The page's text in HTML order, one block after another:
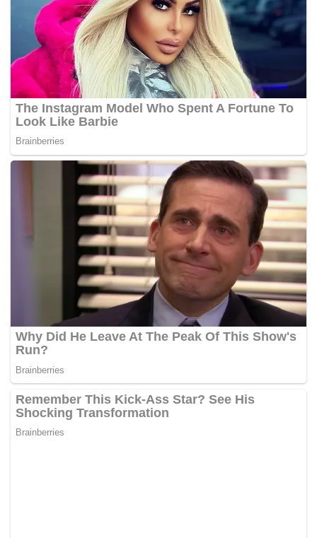
canggih, menggunakan konsep bandar lestari dan hijau.
“… ia harus menuju ke arah pengurangan (kuota pemilikan
asing),” katanya kepada pemberita apabila diminta
mengulas kemungkinan pemilikan warga asing di Forest
City dikurangkan.
Sebelum itu, Zuraida menghadiri Mesyuarat Majlis Negara
bagi Kerajaan Tempatan Ke-72 yang dipengerusikan oleh
Timbalan Perdana Menteri, Datuk Seri Dr. Wan Azizah
Wan Ismail di sini hari ini.
Sementara itu, Zuraida berkata beliau telah mengadakan
pertemuan dengan Pihak Berkuasa Wilayah
Pembangunan Iskandar (IRDA) Isnin lalu berhubung
projek tersebut.
“Saya telah memberi laporan awal kepada kabinet
“Saya akan mengadakan pertemuan bagi penemuan fakta
ini. Saya akan beri laporan kepada Perdana Menteri Tun
Dr Mahathir Mohamad dan kabinet bagi mencari jalan
terbaik untuk mengatasi isu-isu berbangkit,” katanya.